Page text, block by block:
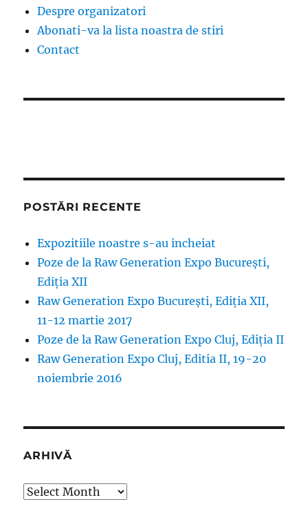
Despre organizatori
Abonati-va la lista noastra de stiri
Contact
POSTĂRI RECENTE
Expozitiile noastre s-au incheiat
Poze de la Raw Generation Expo București,
Ediția XII
Raw Generation Expo București, Ediția XII,
11-12 martie 2017
Poze de la Raw Generation Expo Cluj, Ediția II
Raw Generation Expo Cluj, Editia II, 19-20
noiembrie 2016
ARHIVĂ
Arhivă